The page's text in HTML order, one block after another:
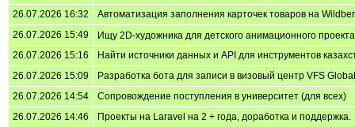
26.07.2026 16:32
Автоматизация заполнения карточек товаров на
26.07.2026 15:49
Ищу 2D-художника для детского анимационного
26.07.2026 15:16
Найти источники данных и API для инструментов
26.07.2026 15:09
Разработка бота для записи в визовый центр VFS
26.07.2026 14:54
Сопровождение поступления в университет (для всех)
26.07.2026 14:46
Проекты на Laravel на 2 + года, доработка и поддержка.